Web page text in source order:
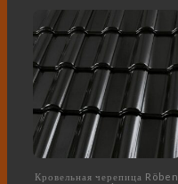
Кровельная черепица Röben